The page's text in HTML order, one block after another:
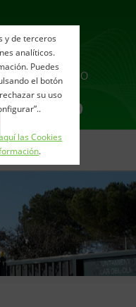
y de terceros
analíticos.
Puedes
el botón
su uso
las Cookies
.